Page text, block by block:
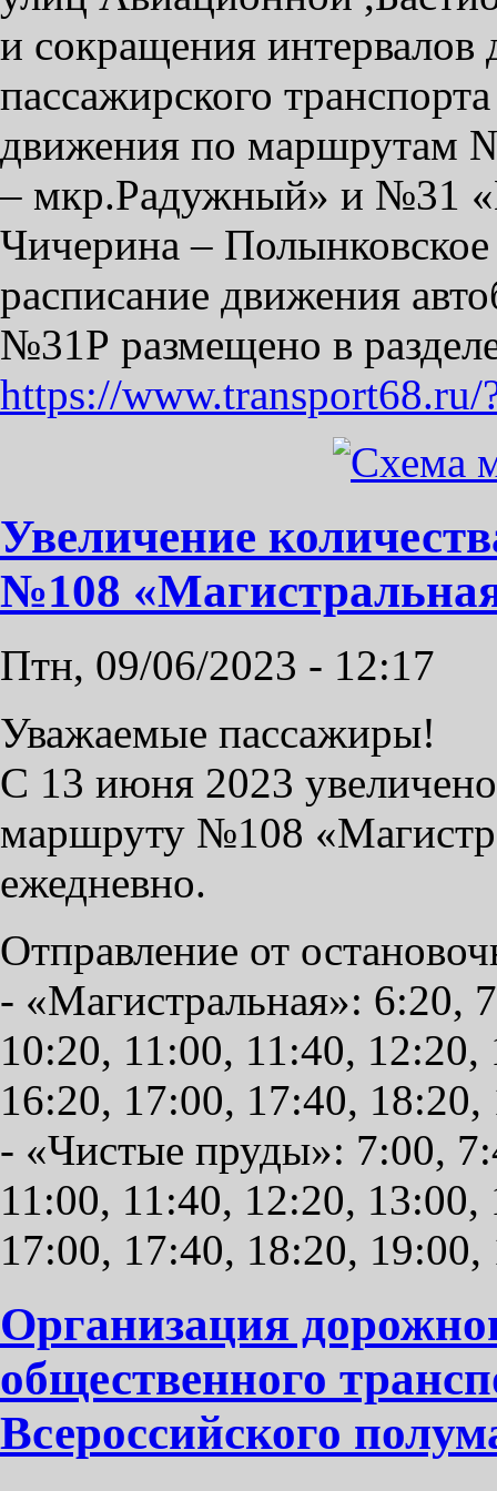
и сокращения
пассажирского
движения по маршрутам
– мкр.Радужный» и №31
Чичерина –
расписание движения
№31Р размещено в
https://www.transport68.ru/
Увеличение
№108
Птн, 09/06/2023 - 12:17
Уважаемые пассажиры!
С 13 июня 2023
маршруту №108
ежедневно.
Отправление от
- «Магистральная»: 6:20,
10:20, 11:00, 11:40,
16:20, 17:00, 17:40, 18:20,
- «Чистые пруды»: 7:00,
11:00, 11:40, 12:20,
17:00, 17:40, 18:20, 19:00,
Организация
общественного
Всероссийского